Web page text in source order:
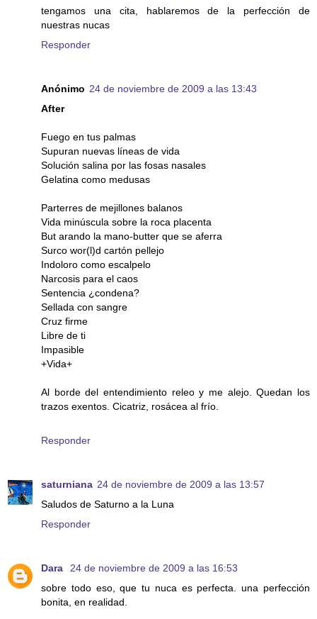
tengamos una cita, hablaremos de la perfección de
nuestras nucas
Responder
Anónimo 24 de noviembre de 2009 a las 13:43
After
Fuego en tus palmas
Supuran nuevas líneas de vida
Solución salina por las fosas nasales
Gelatina como medusas
Parterres de mejillones balanos
Vida minúscula sobre la roca placenta
But arando la mano-butter que se aferra
Surco wor(l)d cartón pellejo
Indoloro como escalpelo
Narcosis para el caos
Sentencia ¿condena?
Sellada con sangre
Cruz firme
Libre de ti
Impasible
+Vida+
Al borde del entendimiento releo y me alejo. Quedan los
trazos exentos. Cicatriz, rosácea al frío.
Responder
saturniana 24 de noviembre de 2009 a las 13:57
Saludos de Saturno a la Luna
Responder
Dara
24 de noviembre de 2009 a las 16:53
sobre todo eso, que tu nuca es perfecta. una perfección
bonita, en realidad.